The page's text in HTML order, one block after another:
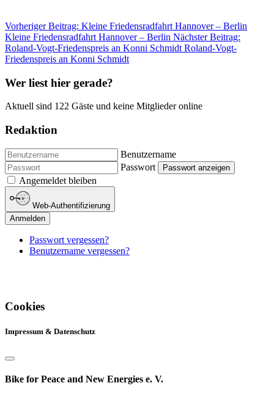
Vorheriger Beitrag: Kleine Friedensradfahrt Hannover – Berlin
Kleine Friedensradfahrt Hannover – Berlin Nächster Beitrag:
Roland-Vogt-Friedenspreis an Konni Schmidt Roland-Vogt-
Friedenspreis an Konni Schmidt
Wer liest hier gerade?
Aktuell sind 122 Gäste und keine Mitglieder online
Redaktion
Benutzername
Passwort
Passwort anzeigen
Angemeldet bleiben
Web-Authentifizierung
Anmelden
Passwort vergessen?
Benutzername vergessen?
Cookies
Impressum & Datenschutz
Bike for Peace and New Energies e. V.